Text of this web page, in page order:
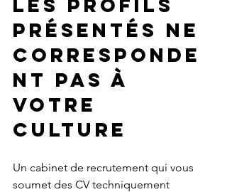
Les profils
présentés ne
corresponde
nt pas à
votre
culture
Un cabinet de recrutement qui vous
soumet des CV techniquement